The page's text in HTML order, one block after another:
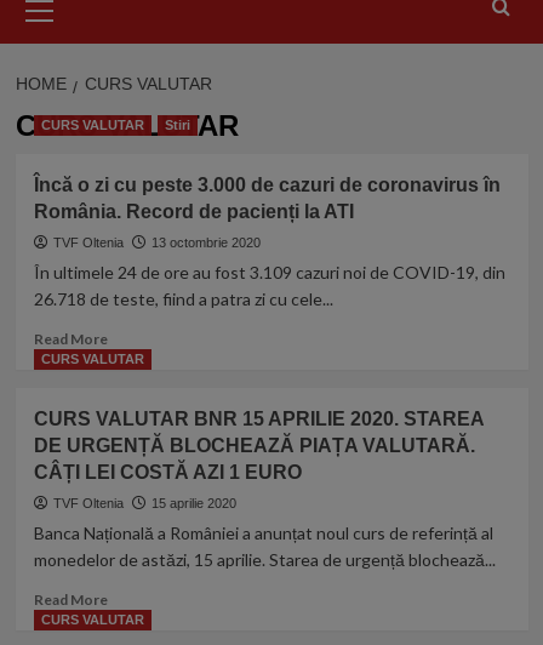
Menu
HOME CURS VALUTAR
CURS VALUTAR
CURS VALUTAR Stiri
Încă o zi cu peste 3.000 de cazuri de coronavirus în
România. Record de pacienți la ATI
TVF Oltenia 13 octombrie 2020
În ultimele 24 de ore au fost 3.109 cazuri noi de COVID-19, din
26.718 de teste, fiind a patra zi cu cele...
Read MoreRead
more
o
zi
cu
peste
de
cazuri
coronavirus
în
CURS VALUTAR
CURS VALUTAR BNR 15 APRILIE 2020. STAREA
DE URGENȚĂ BLOCHEAZĂ PIAȚA VALUTARĂ.
CÂȚI LEI COSTĂ AZI 1 EURO
TVF Oltenia 15 aprilie 2020
Banca Națională a României a anunțat noul curs de referință al
monedelor de astăzi, 15 aprilie. Starea de urgență blochează...
Read MoreRead
more
CURS VALUTAR